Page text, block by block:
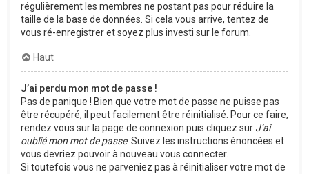
régulièrement les membres ne postant pas pour réduire la
taille de la base de données. Si cela vous arrive, tentez de
vous ré-enregistrer et soyez plus investi sur le forum.
Haut
J’ai perdu mon mot de passe !
Pas de panique ! Bien que votre mot de passe ne puisse pas
être récupéré, il peut facilement être réinitialisé. Pour ce faire,
rendez vous sur la page de connexion puis cliquez sur J’ai
oublié mon mot de passe. Suivez les instructions énoncées et
vous devriez pouvoir à nouveau vous connecter.
Si toutefois vous ne parveniez pas à réinitialiser votre mot de